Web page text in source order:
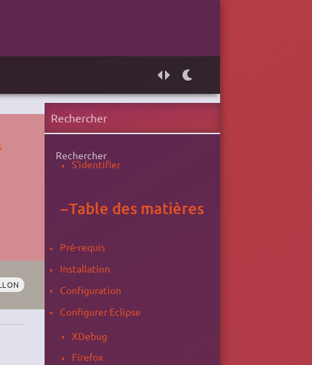
Rechercher
S'identifier
−Table des matières
Pré-requis
Installation
Configuration
Configurer Eclipse
XDebug
Firefox